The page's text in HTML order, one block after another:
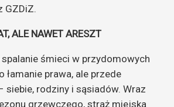
GZDiZ.
ALE NAWET ARESZT
spalanie śmieci w przydomowych
łamanie prawa, ale przede
rodziny i sąsiadów. Wraz
grzewczego, straż miejska